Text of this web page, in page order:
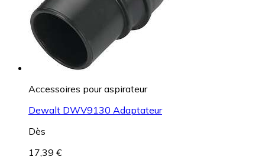
Accessoires pour aspirateur
Dewalt DWV9130 Adaptateur
Dès
17,39 €